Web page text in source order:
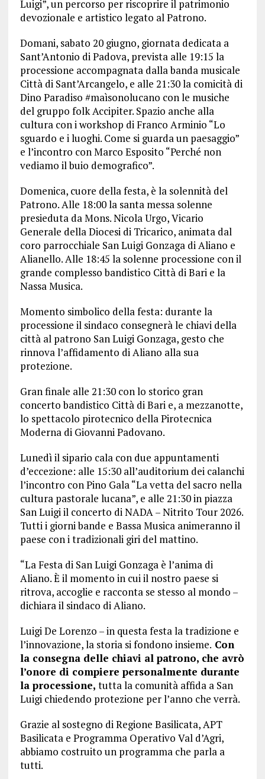
Luigi”, un percorso per riscoprire il patrimonio
devozionale e artistico legato al Patrono.
Domani, sabato 20 giugno, giornata dedicata a
Sant’Antonio di Padova, prevista alle 19:15 la
processione accompagnata dalla banda musicale
Città di Sant’Arcangelo, e alle 21:30 la comicità di
Dino Paradiso #maìsonolucano con le musiche
del gruppo folk Accipiter. Spazio anche alla
cultura con i workshop di Franco Arminio “Lo
sguardo e i luoghi. Come si guarda un paesaggio”
e l’incontro con Marco Esposito “Perché non
vediamo il buio demografico”.
Domenica, cuore della festa, è la solennità del
Patrono. Alle 18:00 la santa messa solenne
presieduta da Mons. Nicola Urgo, Vicario
Generale della Diocesi di Tricarico, animata dal
coro parrocchiale San Luigi Gonzaga di Aliano e
Alianello. Alle 18:45 la solenne processione con il
grande complesso bandistico Città di Bari e la
Nassa Musica.
Momento simbolico della festa: durante la
processione il sindaco consegnerà le chiavi della
città al patrono San Luigi Gonzaga, gesto che
rinnova l’affidamento di Aliano alla sua
protezione.
Gran finale alle 21:30 con lo storico gran
concerto bandistico Città di Bari e, a mezzanotte,
lo spettacolo pirotecnico della Pirotecnica
Moderna di Giovanni Padovano.
Lunedì il sipario cala con due appuntamenti
d’eccezione: alle 15:30 all’auditorium dei calanchi
l’incontro con Pino Gala “La vetta del sacro nella
cultura pastorale lucana”, e alle 21:30 in piazza
San Luigi il concerto di NADA – Nitrito Tour 2026.
Tutti i giorni bande e Bassa Musica animeranno il
paese con i tradizionali giri del mattino.
“La Festa di San Luigi Gonzaga è l’anima di
Aliano. È il momento in cui il nostro paese si
ritrova, accoglie e racconta se stesso al mondo –
dichiara il sindaco di Aliano.
Luigi De Lorenzo – in questa festa la tradizione e
l’innovazione, la storia si fondono insieme. Con
la consegna delle chiavi al patrono, che avrò
l’onore di compiere personalmente durante
la processione, tutta la comunità affida a San
Luigi chiedendo protezione per l’anno che verrà.
Grazie al sostegno di Regione Basilicata, APT
Basilicata e Programma Operativo Val d’Agri,
abbiamo costruito un programma che parla a
tutti.